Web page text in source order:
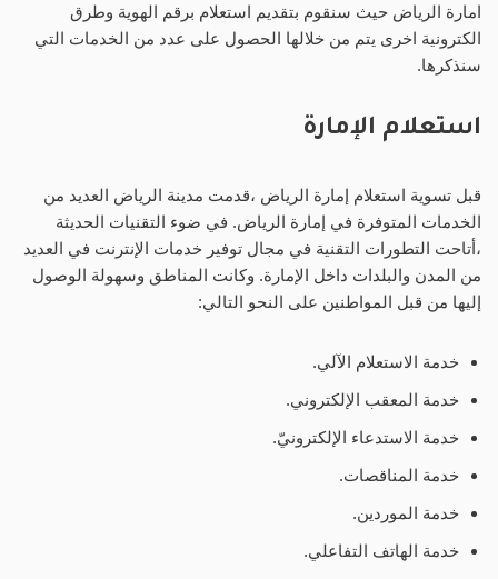
امارة الرياض حيث سنقوم بتقديم استعلام برقم الهوية وطرق
الكترونية اخرى يتم من خلالها الحصول على عدد من الخدمات التي
سنذكرها.
استعلام الإمارة
قبل تسوية استعلام إمارة الرياض ،قدمت مدينة الرياض العديد من
الخدمات المتوفرة في إمارة الرياض. في ضوء التقنيات الحديثة
،أتاحت التطورات التقنية في مجال توفير خدمات الإنترنت في العديد
من المدن والبلدات داخل الإمارة. وكانت المناطق وسهولة الوصول
إليها من قبل المواطنين على النحو التالي:
خدمة الاستعلام الآلي.
خدمة المعقب الإلكتروني.
خدمة الاستدعاء الإلكترونيّ.
خدمة المناقصات.
خدمة الموردين.
خدمة الهاتف التفاعلي.